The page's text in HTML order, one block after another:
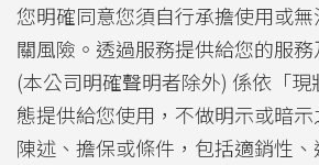
您明確同意您須自行承擔使用或
關風險。透過服務提供給您的服
(本公司明確聲明者除外) 係依「
態提供給您使用，不做明示或暗
陳述、擔保或條件，包括適銷性